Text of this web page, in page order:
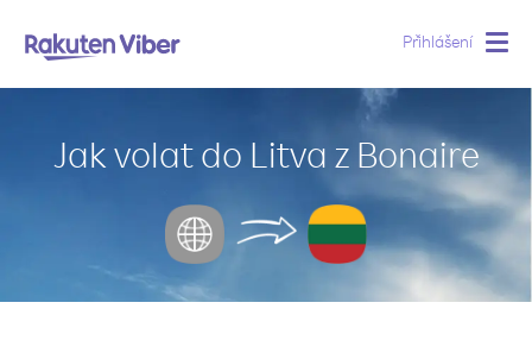
Přihlášení
Jak volat do Litva z Bonaire